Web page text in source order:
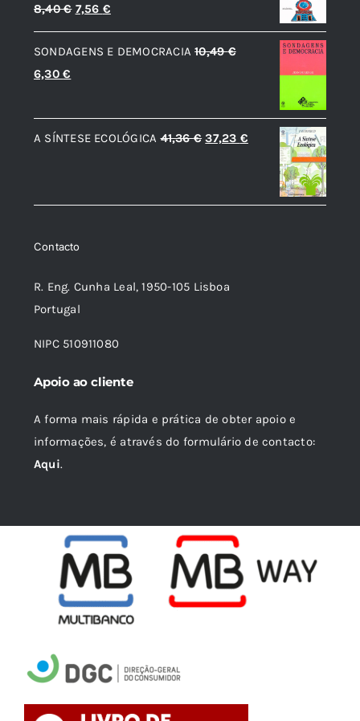
8,40€ O
preço
original
7,56 €O
preço
atual
SONDAGENS E DEMOCRACIA 10,49€
O
original
era:
6,30€
atual
é:
A SÍNTESE ECOLÓGICA 41,36€ O
era:
37,23 €O
é:
Contacto
R. Eng. Cunha Leal, 1950-105 Lisboa
Portugal
NIPC 510911080
Apoio ao cliente
A forma mais rápida e prática de obter apoio e
informações, é através do formulário de contacto:
Aqui.